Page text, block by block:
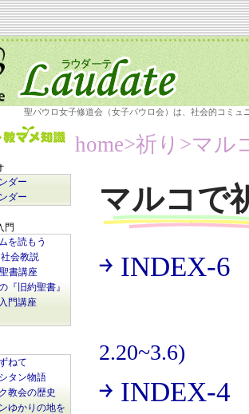
聖パウロ女子修道会（女子パウロ会）は、社会的コミ
ダー
ダー
門
を読もう
会教説
書講座
『旧約聖書』
門講座
ねて
タン物語
教会の歴史
ゆかりの地を
home>祈り>マル
マルコで
￫ INDEX-6
2.20~3.6)
￫ INDEX-4